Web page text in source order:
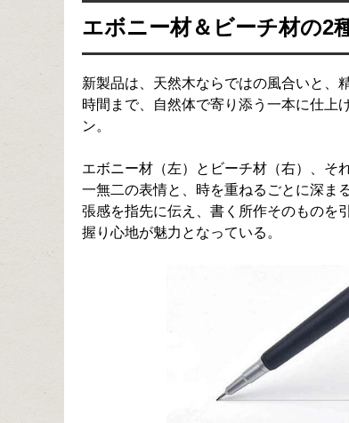
エボニー材＆ビーチ材の2
新製品は、天然木ならではの風合いと、
時間まで、自然体で寄り添う一本に仕上
ン。
エボニー材（左）とビーチ材（右）、そ
一無二の表情と、時を重ねるごとに深ま
張感を指先に伝え、書く所作そのものを
握り心地が魅力となっている。